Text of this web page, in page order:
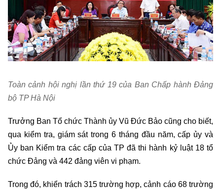
Toàn cảnh hội nghị lần thứ 19 của Ban Chấp hành Đảng
bộ TP Hà Nội
Trưởng Ban Tổ chức Thành ủy Vũ Đức Bảo cũng cho biết,
qua kiểm tra, giám sát trong 6 tháng đầu năm, cấp ủy và
Ủy ban Kiểm tra các cấp của TP đã thi hành kỷ luật 18 tổ
chức Đảng và 442 đảng viên vi phạm.
Trong đó, khiển trách 315 trường hợp, cảnh cáo 68 trường